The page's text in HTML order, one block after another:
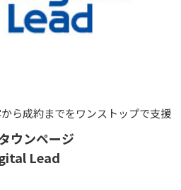
ウンページ
Lead
ら成約までをワンストップで支援